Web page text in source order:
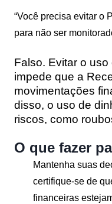
“Você precisa evitar o
para não ser
Falso. Evitar o
impede que a
movimentações
disso, o uso de
riscos, como
O que fazer
Mantenha suas
certifique-se de
financeiras